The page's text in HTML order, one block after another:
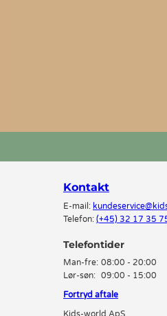
Kontakt
E-mail:
Telefon: (+45) 32 17 35
Telefontider
Man-fre: 08:00 - 20:00
Lør-søn: 09:00 - 15:00
Fortryd aftale
Kids-world ApS